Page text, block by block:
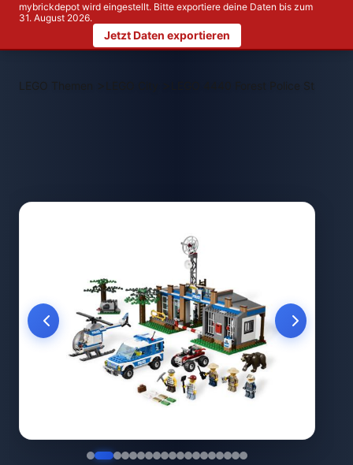
mybrickdepot wird eingestellt. Bitte exportiere deine Daten bis zum
31. August 2026.
Jetzt Daten exportieren
LEGO Themen > LEGO 4440 Forest Police Station